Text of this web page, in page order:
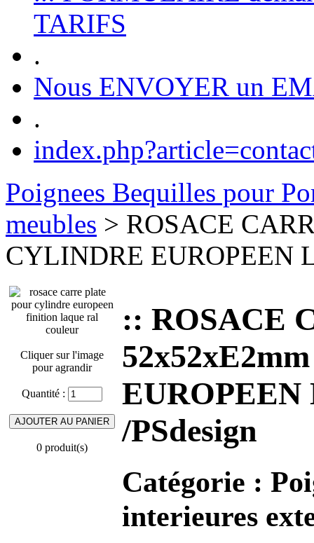
TARIFS
.
Nous ENVOYER un
.
Poignees Bequilles pour
meubles > ROSACE
CYLINDRE EUROPEEN
Cliquer sur l'image
pour agrandir
Quantité :
0 produit(s)
:: ROSACE
/PSdesign
Catégorie :
interieures